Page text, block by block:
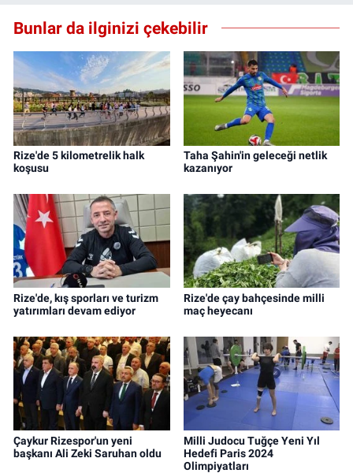
Bunlar da ilginizi çekebilir
Rize'de 5 kilometrelik halk
koşusu
Taha Şahin'in geleceği netlik
kazanıyor
Rize'de, kış sporları ve turizm
yatırımları devam ediyor
Rize'de çay bahçesinde milli
maç heyecanı
Çaykur Rizespor'un yeni
başkanı Ali Zeki Saruhan oldu
Milli Judocu Tuğçe Yeni Yıl
Hedefi Paris 2024
Olimpiyatları